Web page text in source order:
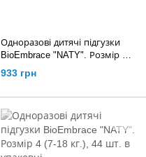
Одноразові дитячі підгузки
BioEmbrace "NATY". Розмір 2
(3-6 кг.), 33 шт. в упаковці.
933 грн